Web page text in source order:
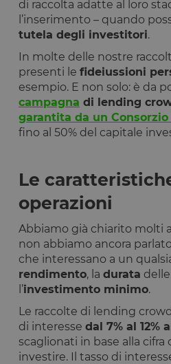
di raccolta adatte al loro
l’inserimento – quando
tutela degli investitori.
In molte delle nostre
presenti le fideiussioni
esempio. E non solo: è da
campagna di lending
garantita da un Consorzio
fino al 50% del capitale
Le
operazioni
Abbiamo già chiarito molti
non abbiamo ancora
che interessano a un
rendimento, la durata
l’investimento minimo.
Le raccolte di lending
di interesse dal 7% al 12%
scaglionati in base alla cifra
investire. Il tasso di